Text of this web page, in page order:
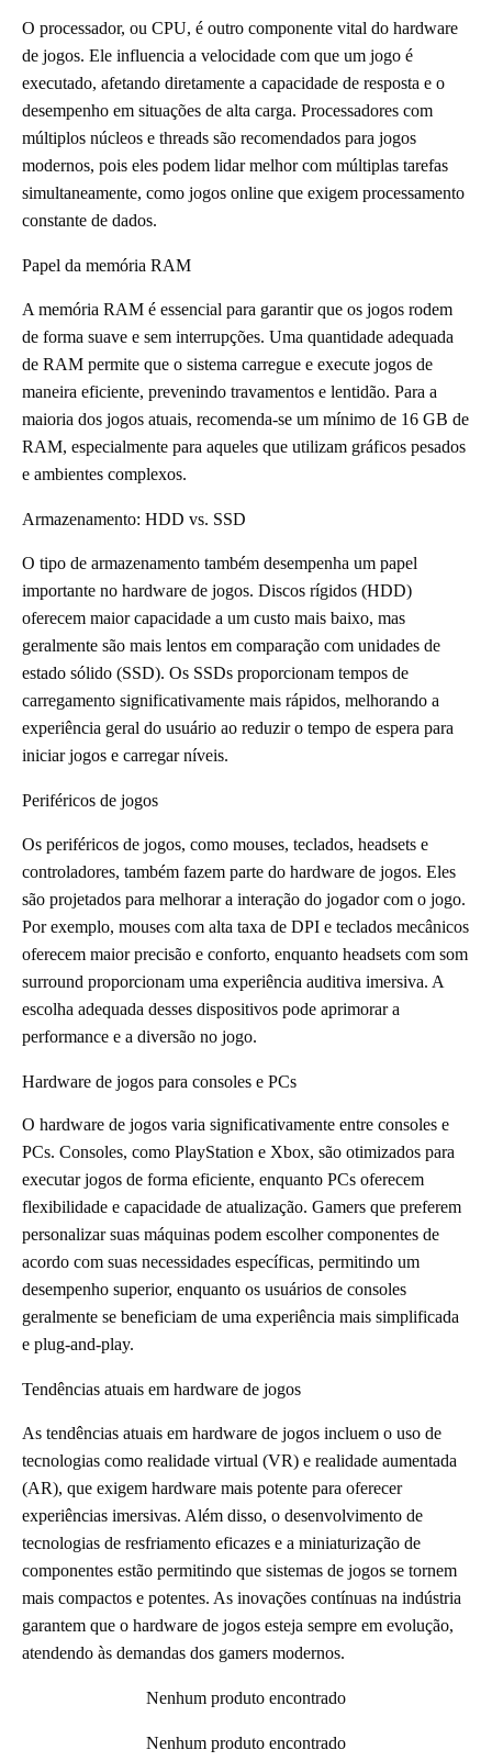
O processador, ou CPU, é outro componente vital do hardware
de jogos. Ele influencia a velocidade com que um jogo é
executado, afetando diretamente a capacidade de resposta e o
desempenho em situações de alta carga. Processadores com
múltiplos núcleos e threads são recomendados para jogos
modernos, pois eles podem lidar melhor com múltiplas tarefas
simultaneamente, como jogos online que exigem processamento
constante de dados.
Papel da memória RAM
A memória RAM é essencial para garantir que os jogos rodem
de forma suave e sem interrupções. Uma quantidade adequada
de RAM permite que o sistema carregue e execute jogos de
maneira eficiente, prevenindo travamentos e lentidão. Para a
maioria dos jogos atuais, recomenda-se um mínimo de 16 GB de
RAM, especialmente para aqueles que utilizam gráficos pesados
e ambientes complexos.
Armazenamento: HDD vs. SSD
O tipo de armazenamento também desempenha um papel
importante no hardware de jogos. Discos rígidos (HDD)
oferecem maior capacidade a um custo mais baixo, mas
geralmente são mais lentos em comparação com unidades de
estado sólido (SSD). Os SSDs proporcionam tempos de
carregamento significativamente mais rápidos, melhorando a
experiência geral do usuário ao reduzir o tempo de espera para
iniciar jogos e carregar níveis.
Periféricos de jogos
Os periféricos de jogos, como mouses, teclados, headsets e
controladores, também fazem parte do hardware de jogos. Eles
são projetados para melhorar a interação do jogador com o jogo.
Por exemplo, mouses com alta taxa de DPI e teclados mecânicos
oferecem maior precisão e conforto, enquanto headsets com som
surround proporcionam uma experiência auditiva imersiva. A
escolha adequada desses dispositivos pode aprimorar a
performance e a diversão no jogo.
Hardware de jogos para consoles e PCs
O hardware de jogos varia significativamente entre consoles e
PCs. Consoles, como PlayStation e Xbox, são otimizados para
executar jogos de forma eficiente, enquanto PCs oferecem
flexibilidade e capacidade de atualização. Gamers que preferem
personalizar suas máquinas podem escolher componentes de
acordo com suas necessidades específicas, permitindo um
desempenho superior, enquanto os usuários de consoles
geralmente se beneficiam de uma experiência mais simplificada
e plug-and-play.
Tendências atuais em hardware de jogos
As tendências atuais em hardware de jogos incluem o uso de
tecnologias como realidade virtual (VR) e realidade aumentada
(AR), que exigem hardware mais potente para oferecer
experiências imersivas. Além disso, o desenvolvimento de
tecnologias de resfriamento eficazes e a miniaturização de
componentes estão permitindo que sistemas de jogos se tornem
mais compactos e potentes. As inovações contínuas na indústria
garantem que o hardware de jogos esteja sempre em evolução,
atendendo às demandas dos gamers modernos.
Nenhum produto encontrado
Nenhum produto encontrado